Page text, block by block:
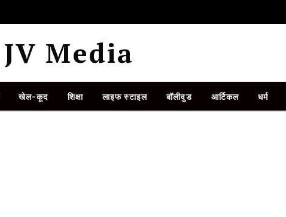
JV Media
खेल-कूद शिक्षा लाइफ स्टाइल बॉलीवुड आर्टिकल धर्म